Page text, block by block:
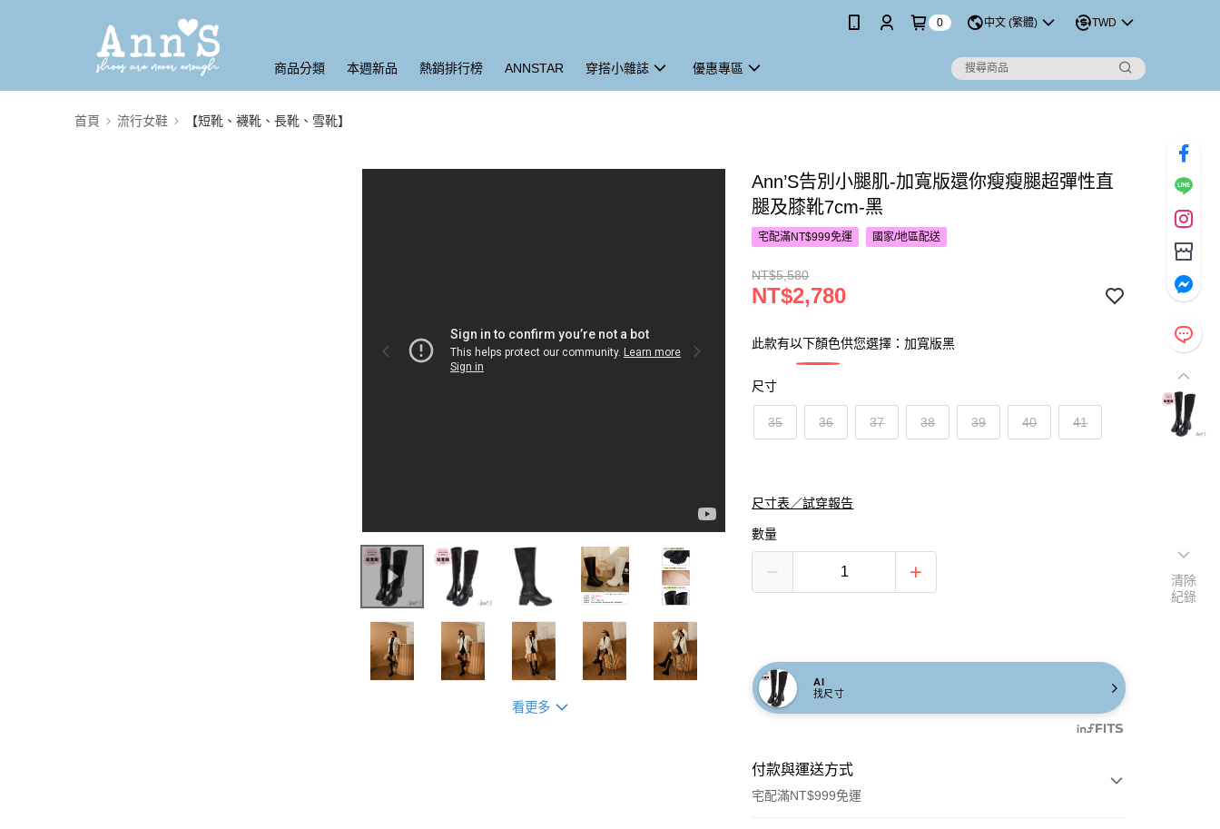
0 中文 (繁體) TWD
商品分類 本週新品 熱銷排行榜 ANNSTAR 穿搭小雜誌 優惠專區
首頁 流行女鞋 【短靴、襪靴、長靴、雪靴】
看更多
Ann’S告別小腿肌-加寬版還你瘦瘦腿超彈性直
腿及膝靴7cm-黑
宅配滿NT$999免運 國家/地區配送
NT$5,580
NT$2,780
此款有以下顏色供您選擇：加寬版黑
尺寸
35 36 37 38 39 40 41
尺寸表／試穿報告
數量
AI
找尺寸
付款與運送方式
宅配滿NT$999免運
清除
紀錄